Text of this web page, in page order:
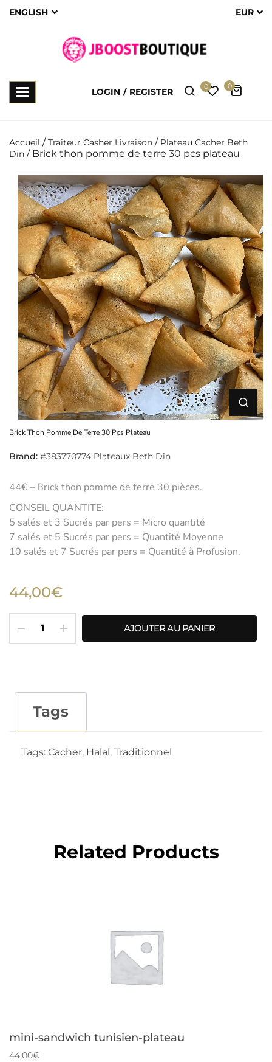
ENGLISH EUR
Toggle
navigation
LOGIN REGISTER 0 0
Accueil /Traiteur Casher Livraison / Plateau Cacher Beth
Din / Brick thon pomme de terre 30 pcs plateau
Brick Thon Pomme De Terre 30 Pcs Plateau
Brand: #383770774 Plateaux Beth Din
44€ – Brick thon pomme de terre 30 pièces.
CONSEIL QUANTITE:
5 salés et 3 Sucrés par pers = Micro quantité
7 salés et 5 Sucrés par pers = Quantité Moyenne
10 salés et 7 Sucrés par pers = Quantité à Profusion.
44,00€
AJOUTER AU PANIER
Tags
Tags: Cacher, Halal, Traditionnel
Related Products
mini-sandwich tunisien-plateau
44,00€